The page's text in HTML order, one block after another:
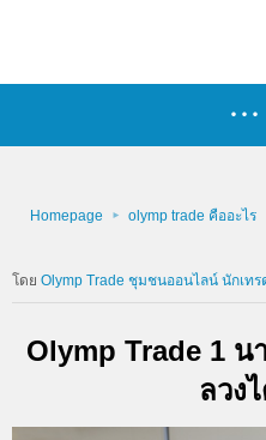
Homepage olymp trade คืออะไร
Olymp Trade ชุมชนออนไลน์ นักเทร
Olymp Trade 1
ลวง